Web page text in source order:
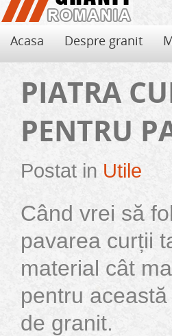
Acasa Despre granit
Avantajele si dezavantajele
Folosirea de granit pentru
PIATRA
PENTRU
Postat in Utile
Când vrei să
pavarea curții
material cât
pentru
de granit.